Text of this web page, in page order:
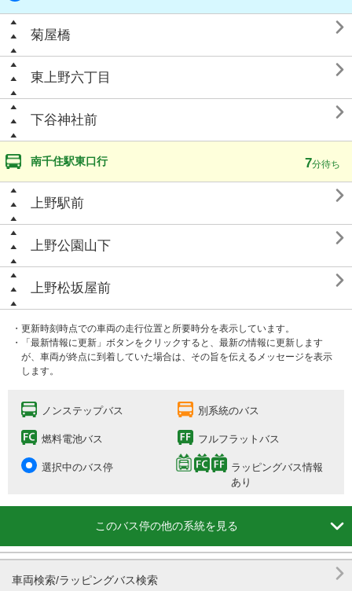
菊屋橋 
東上野六丁目 
下谷神社前 
南千住駅東口行 7分待ち
上野駅前 
上野公園山下 
上野松坂屋前 
・更新時刻時点での車両の走行位置と所要時分を表示しています。
・「最新情報に更新」ボタンをクリックすると、最新の情報に更新します
が、車両が終点に到着していた場合は、その旨を伝えるメッセージを表示
します。
ノンステップバス 別系統のバス
燃料電池バス フルフラットバス
選択中のバス停
ラッピングバス情報
あり
このバス停の他の系統を見る 
車両検索/ラッピングバス検索 